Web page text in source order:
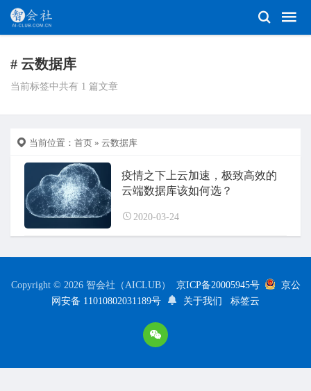
# 云数据库
当前标签中共有 1 篇文章
当前位置： 首页 » 云数据库
疫情之下上云加速，极致高效的
云端数据库该如何选？
2020-03-24
Copyright © 2026 智会社（AICLUB） 京ICP备20005945号
京公
网安备 11010802031189号
关于我们 标签云